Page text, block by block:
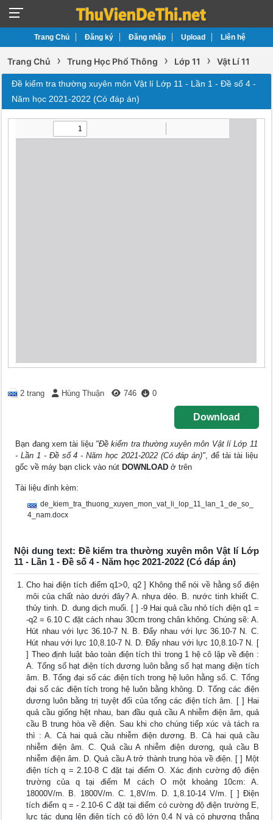
Trang Chủ Đăng ký Đăng nhập Upload Liên hệ
Trang Chủ › Trung Học Phổ Thông › Lớp 11 › Vật Lí 11
Đề kiểm tra thường xuyên môn Vật lí Lớp 11 - Lần 1 - Đề số 4 -
Năm học 2021-2022 (Có đáp án)
2 trang Hùng Thuận 746 0
Download
Bạn đang xem tài liệu "Đề kiểm tra thường xuyên môn Vật lí Lớp 11
- Lần 1 - Đề số 4 - Năm học 2021-2022 (Có đáp án)", để tải tài liệu
gốc về máy bạn click vào nút DOWNLOAD ở trên
Tài liệu đính kèm:
de_kiem_tra_thuong_xuyen_mon_vat_li_lop_11_lan_1_de_so_
4_nam.docx
Nội dung text: Đề kiểm tra thường xuyên môn Vật lí Lớp
11 - Lần 1 - Đề số 4 - Năm học 2021-2022 (Có đáp án)
Cho hai điện tích điểm q1>0, q2 ] Không thể nói về hằng số điện
môi của chất nào dưới đây? A. nhựa dẻo. B. nước tinh khiết C.
thủy tinh. D. dung dịch muối. [ ] -9 Hai quả cầu nhỏ tích điện q1 =
-q2 = 6.10 C đặt cách nhau 30cm trong chân không. Chúng sẽ: A.
Hút nhau với lực 36.10-7 N. B. Đẩy nhau với lực 36.10-7 N. C.
Hút nhau với lực 10,8.10-7 N. D. Đẩy nhau với lực 10,8.10-7 N. [
] Theo định luật bảo toàn điện tích thì trong 1 hệ cô lập về điện :
A. Tổng số hạt điện tích dương luôn bằng số hạt mang điện tích
âm. B. Tổng đại số các điện tích trong hệ luôn hằng số. C. Tổng
đại số các điện tích trong hệ luôn bằng không. D. Tổng các điện
dương luôn bằng trị tuyệt đối của tổng các điện tích âm. [ ] Hai
quả cầu giống hệt nhau, ban đầu quả cầu A nhiễm điện âm, quả
cầu B trung hòa về điện. Sau khi cho chúng tiếp xúc và tách ra
thì : A. Cả hai quả cầu nhiễm điện dương. B. Cả hai quả cầu
nhiễm điện âm. C. Quả cầu A nhiễm điện dương, quả cầu B
nhiễm điện âm. D. Quả cầu A trở thành trung hòa về điện. [ ] Một
điện tích q = 2.10-8 C đặt tại điểm O. Xác định cường độ điện
trường của q tại điểm M cách O một khoảng 10cm: A.
18000V/m. B. 1800V/m. C. 1,8V/m. D. 1,8.10-14 V/m. [ ] Điện
tích điểm q = - 2.10-6 C đặt tại điểm có cường độ điện trường E,
lực tác dụng lên điện tích có độ lớn 0,4 N và có phương thẳng